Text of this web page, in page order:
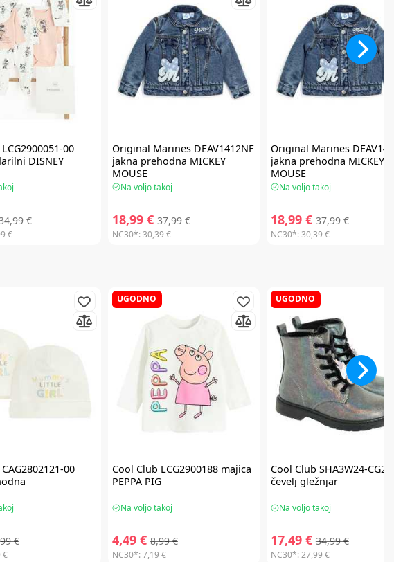
LCG2900051-00
DISNEY
€
€
Original MarinesDEAV1412NF
jakna prehodna MICKEY
MOUSE
Na voljo takoj
18,99 € 37,99 €
NC30*:30,39 €
Original Marines
jakna prehodna MICKEY
MOUSE
Na voljo takoj
18,99 € 37,99 €
NC30*:30,39 €
CAG2802121-00
€
€
UGODNO
Cool Club LCG2900188 majica
PEPPA PIG
Na voljo takoj
4,49 € 8,99 €
NC30*:7,19 €
UGODNO
Cool Club SHA3W24-
čevelj gležnjar
Na voljo takoj
17,49 € 34,99 €
NC30*:27,99 €